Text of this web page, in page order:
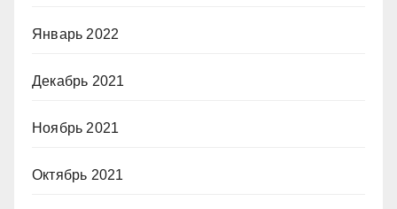
Январь 2022
Декабрь 2021
Ноябрь 2021
Октябрь 2021